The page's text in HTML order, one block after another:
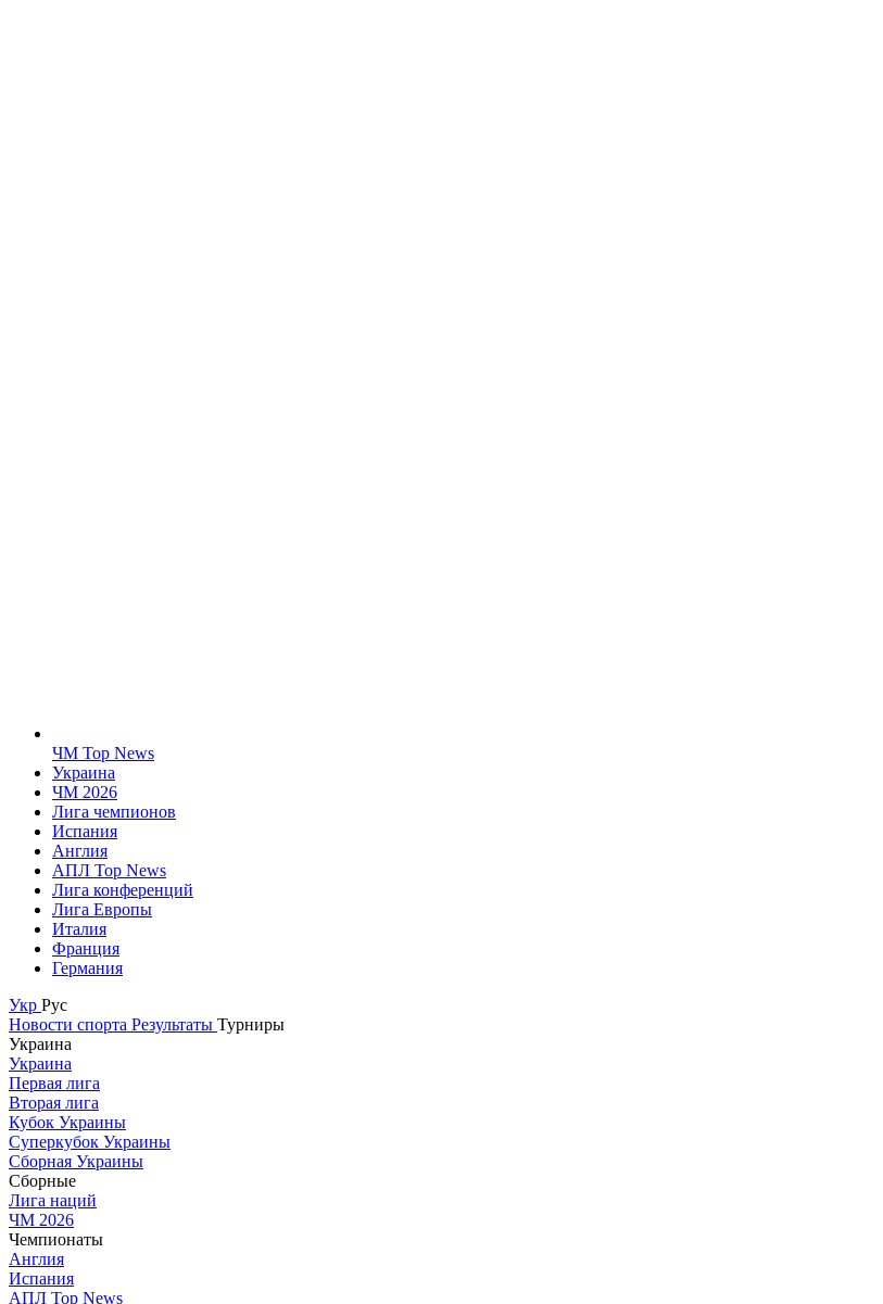
ЧМ Top News
Украина
ЧМ 2026
Лига чемпионов
Испания
Англия
АПЛ Top News
Лига конференций
Лига Европы
Италия
Франция
Германия
Укр Рус
Новости спорта Результаты Турниры
Украина
Украина
Первая лига
Вторая лига
Кубок Украины
Суперкубок Украины
Сборная Украины
Сборные
Лига наций
ЧМ 2026
Чемпионаты
Англия
Испания
АПЛ Top News